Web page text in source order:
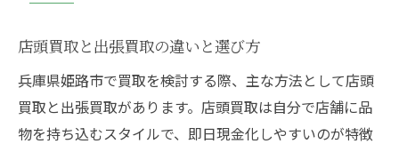
店頭買取と出張買取の違いと選び方
兵庫県姫路市で買取を検討する際、主な方法として店頭
買取と出張買取があります。店頭買取は自分で店舗に品
物を持ち込むスタイルで、即日現金化しやすいのが特徴